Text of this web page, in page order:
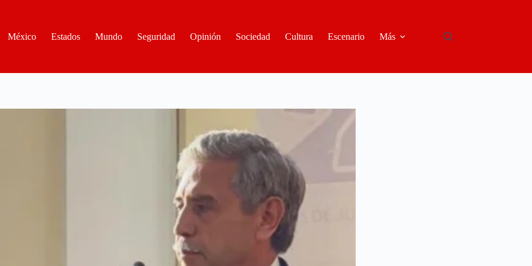
México
Estados Mundo Seguridad Opinión Sociedad Cultura Escenario Más